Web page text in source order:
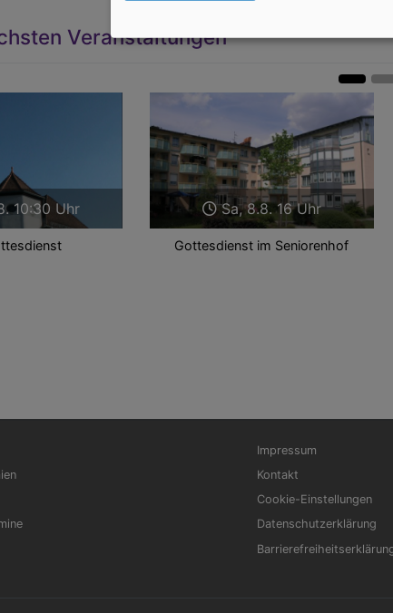
Veranstaltungen
10:30 Uhr Sa, 8.8. 16 Uhr
Gottesdienst im Seniorenhof
Fußbereichsmenü
Impressum
Kontakt
Cookie-Einstellungen
Datenschutzerklärung